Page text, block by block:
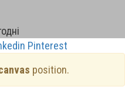
Pinterest
position.